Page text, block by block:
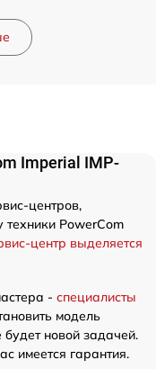
Imperial IMP-
центров,
техники PowerCom
центр выделяется
- специалисты
модель
новой задачей.
имеется гарантия.